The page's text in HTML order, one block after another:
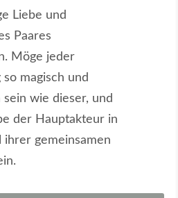
Liebe und
Paares
Möge jeder
magisch und
sein wie dieser, und
der Hauptakteur in
ihrer gemeinsamen